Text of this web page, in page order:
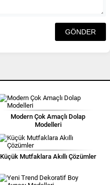
Modern Çok Amaçlı Dolap
Modelleri
Küçük Mutfaklara Akıllı Çözümler